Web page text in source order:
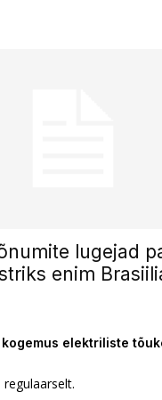
lugejad
enim
elektriliste
regulaarselt.